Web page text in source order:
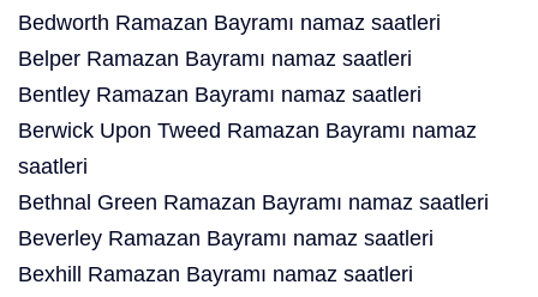
Bedworth Ramazan Bayramı namaz saatleri
Belper Ramazan Bayramı namaz saatleri
Bentley Ramazan Bayramı namaz saatleri
Berwick Upon Tweed Ramazan Bayramı namaz
saatleri
Bethnal Green Ramazan Bayramı namaz saatleri
Beverley Ramazan Bayramı namaz saatleri
Bexhill Ramazan Bayramı namaz saatleri